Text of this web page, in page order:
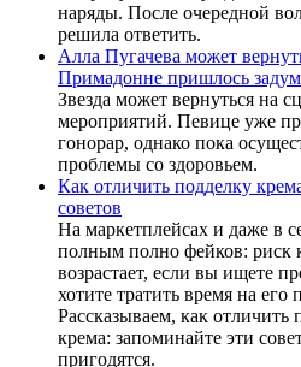
наряды. После очередной
решила ответить.
Алла Пугачева может
Примадонне пришлось
Звезда может вернуться на
мероприятий. Певице уже
гонорар, однако пока
проблемы со здоровьем.
Как отличить подделку
советов
На маркетплейсах и даже в
полным полно фейков: риск
возрастает, если вы ищете
хотите тратить время на
Рассказываем, как отличить
крема: запоминайте эти
пригодятся.